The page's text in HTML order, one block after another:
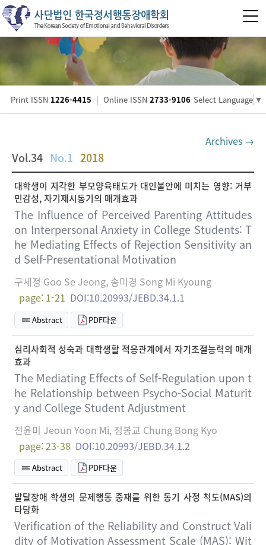
Print ISSN 1226-4415 | Online ISSN 2733-9106 Select Language ▼
Archives →
Vol.34 No.1 2018
대학생이 지각한 부모양육태도가 대인불안에 미치는 영향: 거부
민감성, 자기제시동기의 매개효과
The Influence of Perceived Parenting Attitudes
on Interpersonal Anxiety in College Students: T
he Mediating Effects of Rejection Sensitivity an
d Self-Presentational Motivation
구세정 Goo Se Jeong, 송미경 Song Mi Kyoung
page: 1-21 DOI:10.20993/JEBD.34.1.1
Abstract PDF다운
심리사회적 성숙과 대학생활 적응관계에서 자기조절능력의 매개
효과
The Mediating Effects of Self-Regulation upon t
he Relationship between Psycho-Social Maturit
y and College Student Adjustment
전윤미 Jeoun Yoon Mi, 정봉교 Chung Bong Kyo
page: 23-38 DOI:10.20993/JEBD.34.1.2
Abstract PDF다운
발달장애 학생의 문제행동 중재를 위한 동기 사정 척도(MAS)의
타당화
Verification of the Reliability and Construct Vali
dity of Motivation Assessment Scale (MAS): Wit